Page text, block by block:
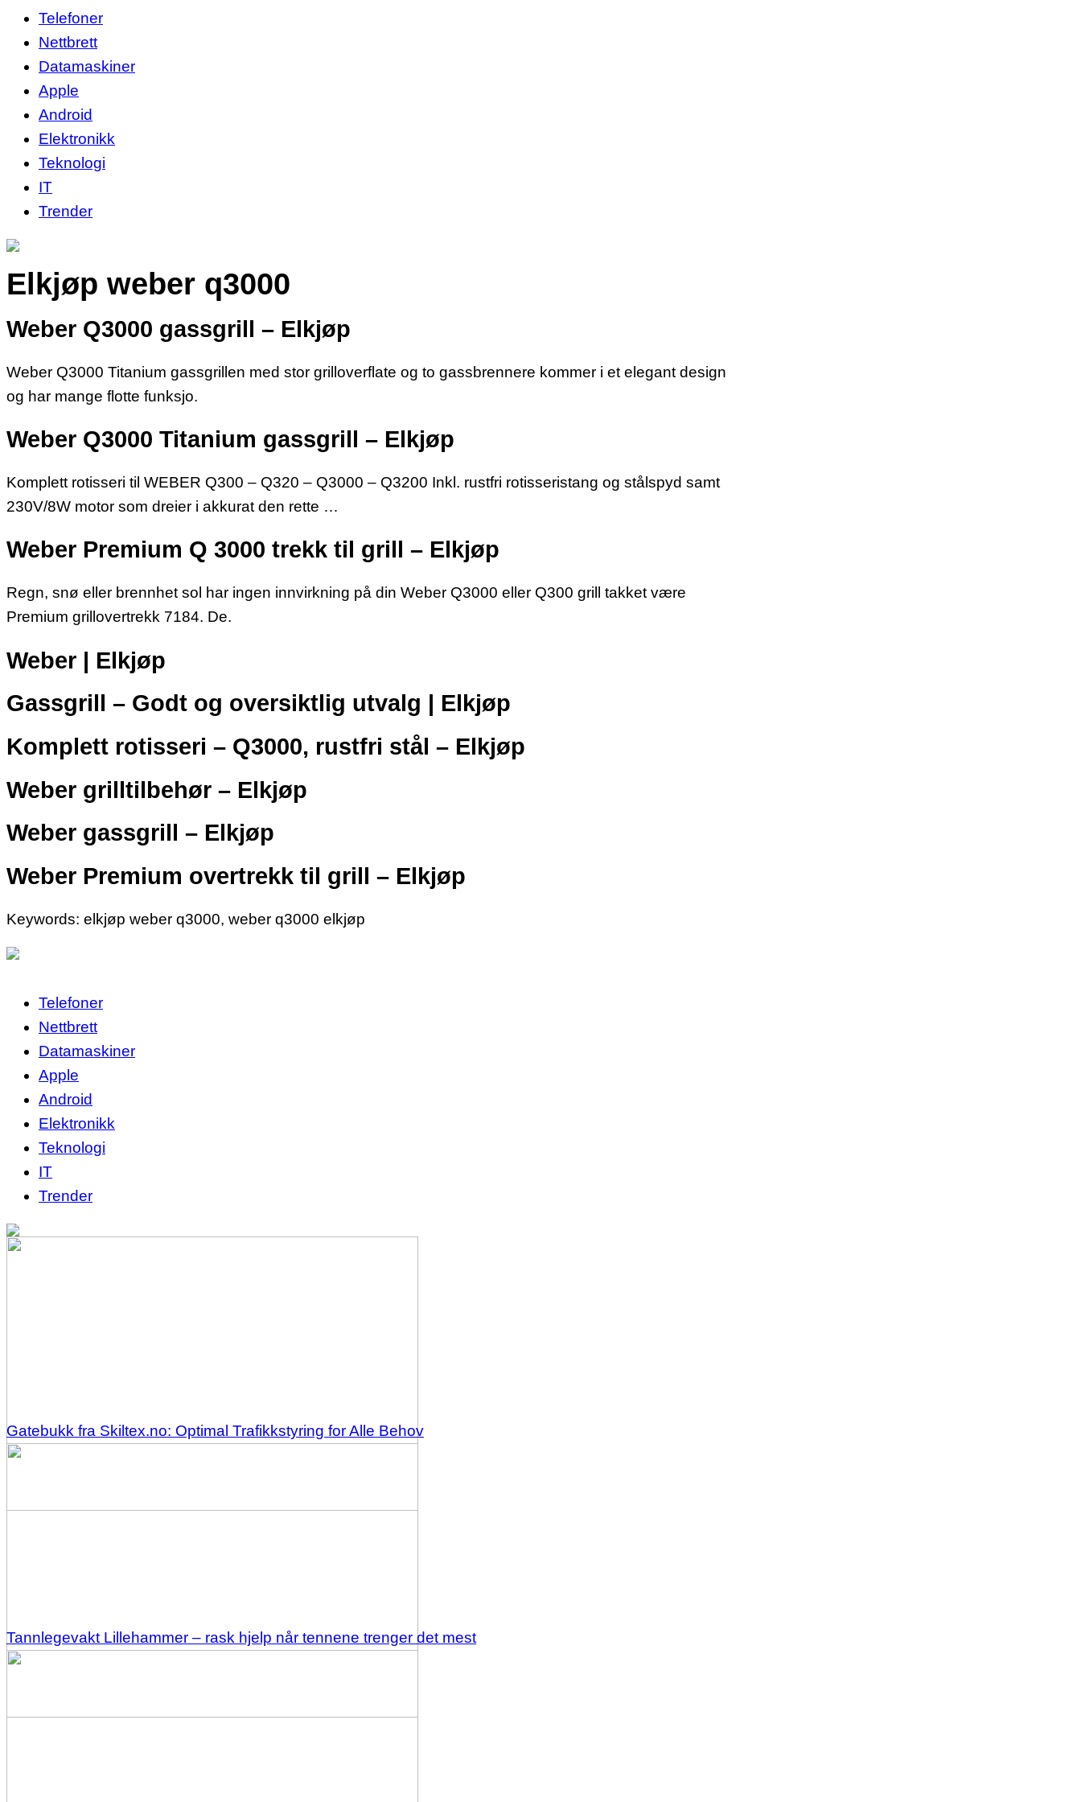
Telefoner
Nettbrett
Datamaskiner
Apple
Android
Elektronikk
Teknologi
IT
Trender
Elkjøp weber q3000
Weber Q3000 gassgrill – Elkjøp
Weber Q3000 Titanium gassgrillen med stor grilloverflate og to gassbrennere kommer i et elegant design
og har mange flotte funksjo.
Weber Q3000 Titanium gassgrill – Elkjøp
Komplett rotisseri til WEBER Q300 – Q320 – Q3000 – Q3200 Inkl. rustfri rotisseristang og stålspyd samt
230V/8W motor som dreier i akkurat den rette …
Weber Premium Q 3000 trekk til grill – Elkjøp
Regn, snø eller brennhet sol har ingen innvirkning på din Weber Q3000 eller Q300 grill takket være
Premium grillovertrekk 7184. De.
Weber | Elkjøp
Gassgrill – Godt og oversiktlig utvalg | Elkjøp
Komplett rotisseri – Q3000, rustfri stål – Elkjøp
Weber grilltilbehør – Elkjøp
Weber gassgrill – Elkjøp
Weber Premium overtrekk til grill – Elkjøp
Keywords: elkjøp weber q3000, weber q3000 elkjøp
Telefoner
Nettbrett
Datamaskiner
Apple
Android
Elektronikk
Teknologi
IT
Trender
Gatebukk fra Skiltex.no: Optimal Trafikkstyring for Alle Behov
Tannlegevakt Lillehammer – rask hjelp når tennene trenger det mest